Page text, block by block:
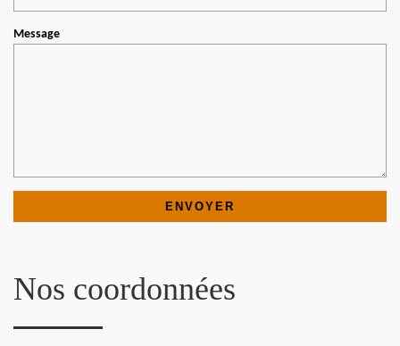
Message
Nos coordonnées